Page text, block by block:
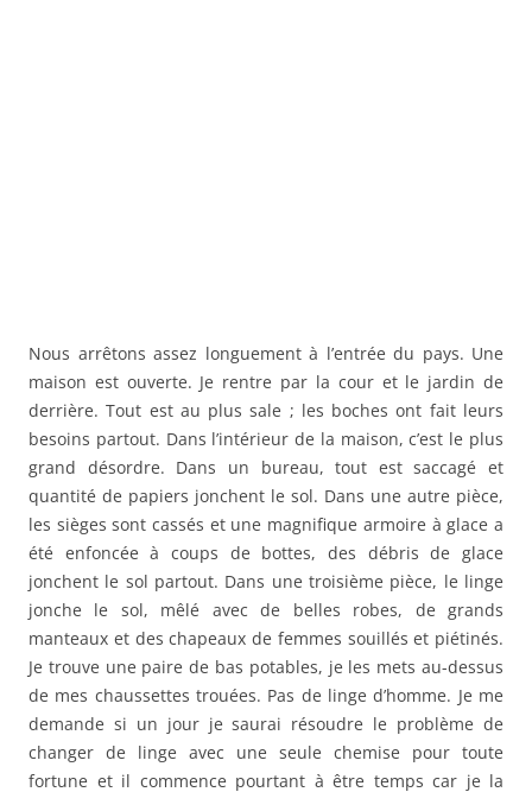
Nous arrêtons assez longuement à l’entrée du pays. Une
maison est ouverte. Je rentre par la cour et le jardin de
derrière. Tout est au plus sale ; les boches ont fait leurs
besoins partout. Dans l’intérieur de la maison, c’est le plus
grand désordre. Dans un bureau, tout est saccagé et
quantité de papiers jonchent le sol. Dans une autre pièce,
les sièges sont cassés et une magnifique armoire à glace a
été enfoncée à coups de bottes, des débris de glace
jonchent le sol partout. Dans une troisième pièce, le linge
jonche le sol, mêlé avec de belles robes, de grands
manteaux et des chapeaux de femmes souillés et piétinés.
Je trouve une paire de bas potables, je les mets au-dessus
de mes chaussettes trouées. Pas de linge d’homme. Je me
demande si un jour je saurai résoudre le problème de
changer de linge avec une seule chemise pour toute
fortune et il commence pourtant à être temps car je la